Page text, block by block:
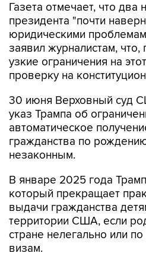
Газета отмечает, что два
президента "почти
юридическими
заявил журналистам,
узкие ограничения на
проверку на
30 июня Верховный суд
указ Трампа об
автоматическое
гражданства по
незаконным.
В январе 2025 года
который прекращает
выдачи гражданства
территории США, если
стране нелегально или
визам.